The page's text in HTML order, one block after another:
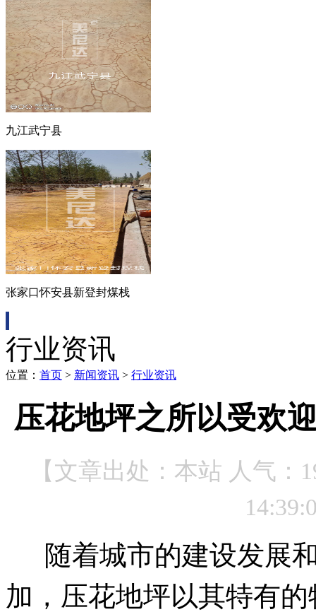
九江武宁县
张家口怀安县新登封煤栈
行业资讯
位置： 首页 > 新闻资讯 > 行业资讯
压花地坪之所以受欢
【文章出处：本站 人气：
随着城市的建设发展
加，压花地坪以其特有